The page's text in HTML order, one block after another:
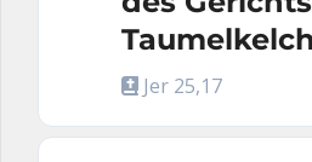
Taumelkelch
Jer 25,17